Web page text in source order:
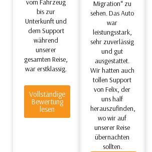
vom Fahrzeug
bis zur
Unterkunft und
dem Support
während
unserer
gesamten Reise,
war erstklassig.
Vollständige
Bewertung
lesen
Migration“ zu
sehen. Das Auto
war
leistungsstark,
sehr zuverlässig
und gut
ausgestattet.
Wir hatten auch
tollen Support
von Felix, der
uns half
herauszufinden,
wo wir auf
unserer Reise
übernachten
sollten.